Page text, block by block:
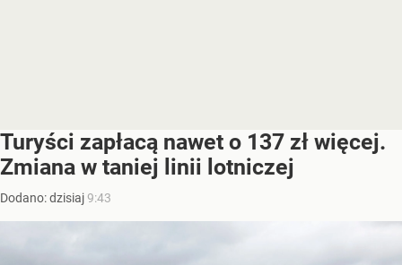
Turyści zapłacą nawet o 137 zł więcej.
Zmiana w taniej linii lotniczej
Dodano:dzisiaj9:43